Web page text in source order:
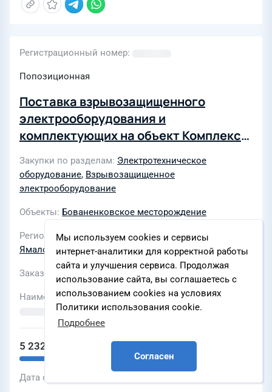
Мы используем cookies и сервисы
интернет-аналитики для корректной работы
сайта и улучшения сервиса. Продолжая
использование сайта, вы соглашаетесь с
использованием cookies на условиях
Политики использования cookie.
Подробнее
Согласен
Регистрационный номер
Попозиционная
Поставка взрывозащищенного
электрооборудования и
комплектующих на объект Комплекс
(КППГ) (Участок работ 2). Наряд-
Заказ №1 в составе стройки
нужд ООО "ГПН-Заполярье" (221-
2002762, 363/29) для нужд ООО
"ГСП-2"
Закупки по разделам Электротехническое
оборудование, Взрывозащищенное
электрооборудование
Объекты Бованенковское месторождение
Регионы Санкт-Петербург и Ленинградская область
Ямало-Ненецкий автономный округ
Заказчик АО «Газстройпром»
Наименование ЭТП
5 232 327 ₽
Дата объявления